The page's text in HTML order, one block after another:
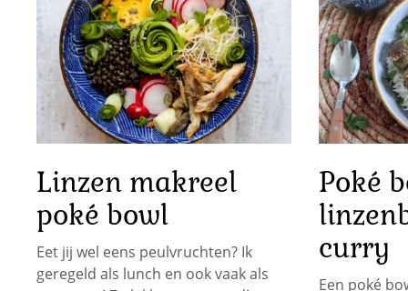
Linzen makreel
poké bowl
Eet jij wel eens peulvruchten? Ik
geregeld als lunch en ook vaak als
Poké
curry
Een poké